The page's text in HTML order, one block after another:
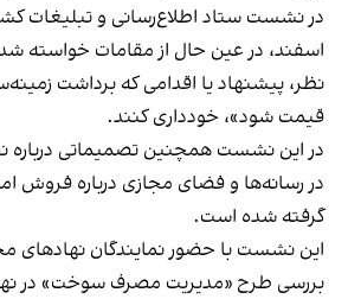
در نشست ستاد اطلاع‌رسانی و تبلیغات
اسفند، در عین حال از مقامات خواسته
نظر، پیشنهاد یا اقدامی که برداشت
قیمت شود»، خودداری کنند.
در این نشست همچنین تصمیماتی درباره
در رسانه‌ها و فضای مجازی درباره فروش
گرفته شده است.
این نشست با حضور نمایندگان نهادهای
بررسی طرح «مدیریت مصرف سوخت» در